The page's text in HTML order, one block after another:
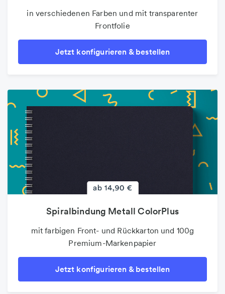
in verschiedenen Farben und mit transparenter
Frontfolie
Jetzt konfigurieren & bestellen
Spiralbindung Metall ColorPlus
mit farbigen Front- und Rückkarton und 100g
Premium-Markenpapier
Jetzt konfigurieren & bestellen